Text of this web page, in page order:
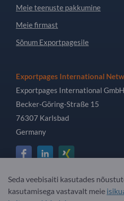
Meie teenuste pakkumine
Meie firmast
Sõnum Exportpagesile
Exportpages International
Exportpages International GmbH
Becker-Göring-Straße 15
76307 Karlsbad
Germany
Copyright © 2026 Exportpages
Rights Reserved.
Seda veebisaiti kasutades
kasutamisega vastavalt meie